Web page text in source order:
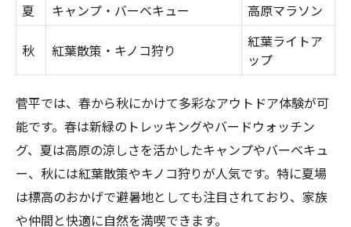
夏 キャンプ・バーベキュー 高原マラソン
秋 紅葉散策・キノコ狩り
紅葉ライトア
ップ
菅平では、春から秋にかけて多彩なアウトドア体験が可
能です。春は新緑のトレッキングやバードウォッチン
グ、夏は高原の涼しさを活かしたキャンプやバーベキュ
ー、秋には紅葉散策やキノコ狩りが人気です。特に夏場
は標高のおかげで避暑地としても注目されており、家族
や仲間と快適に自然を満喫できます。